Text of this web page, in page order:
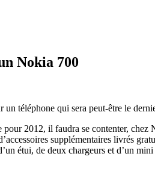
Nokia 700
téléphone qui sera peut-être le
2012, il faudra se contenter,
supplémentaires livrés
étui, de deux chargeurs et d’un